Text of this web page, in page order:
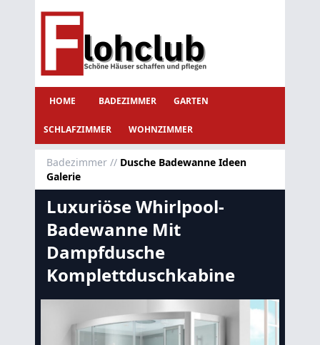
HOME BADEZIMMER GARTEN
SCHLAFZIMMER WOHNZIMMER
Badezimmer // Dusche Badewanne Ideen
Galerie
Luxuriöse Whirlpool-
Badewanne Mit
Dampfdusche
Komplettduschkabine